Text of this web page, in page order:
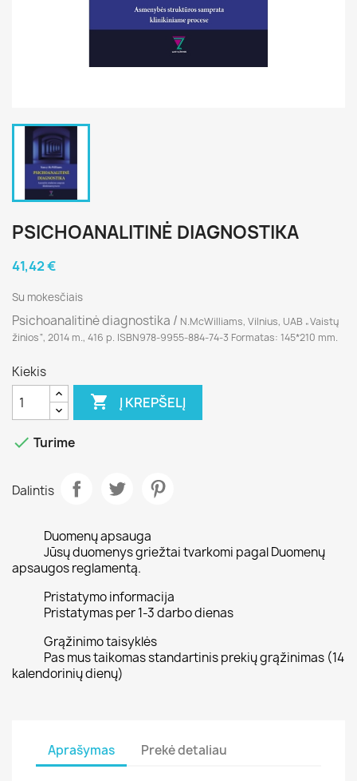
PSICHOANALITINĖ DIAGNOSTIKA
41,42 €
Su mokesčiais
Psichoanalitinė diagnostika / N.McWilliams, Vilnius, UAB „Vaistų
žinios“, 2014 m., 416 p. ISBN978-9955-884-74-3 Formatas: 145*210 mm.
Kiekis
 Į KREPŠELĮ
 Turime
Dalintis
Duomenų apsauga
Jūsų duomenys griežtai tvarkomi pagal Duomenų
apsaugos reglamentą.
Pristatymo informacija
Pristatymas per 1-3 darbo dienas
Grąžinimo taisyklės
Pas mus taikomas standartinis prekių grąžinimas (14
kalendorinių dienų)
Aprašymas Prekė detaliau